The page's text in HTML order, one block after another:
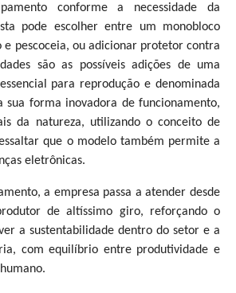
conforme a necessidade da
pode escolher entre um monobloco
e pescoceia, ou adicionar protetor contra
são as possíveis adições de uma
para reprodução e denominada
sua forma inovadora de funcionamento,
da natureza, utilizando o conceito de
que o modelo também permite a
eletrônicas.
a empresa passa a atender desde
de altíssimo giro, reforçando o
a sustentabilidade dentro do setor e a
com equilíbrio entre produtividade e